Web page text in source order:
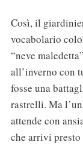
Così, il
vocabolario
“neve
all’inverno con
fosse una
rastrelli. Ma
attende con
che arrivi